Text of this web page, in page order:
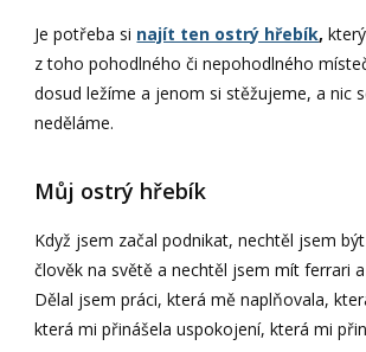
Je potřeba si najít ten ostrý hřebík,
z toho pohodlného či nepohodlného
dosud ležíme a jenom si stěžujeme, a nic
neděláme.
Můj ostrý hřebík
Když jsem začal podnikat, nechtěl jsem
člověk na světě a nechtěl jsem mít ferrari
Dělal jsem práci, která mě naplňovala,
která mi přinášela uspokojení, která mi